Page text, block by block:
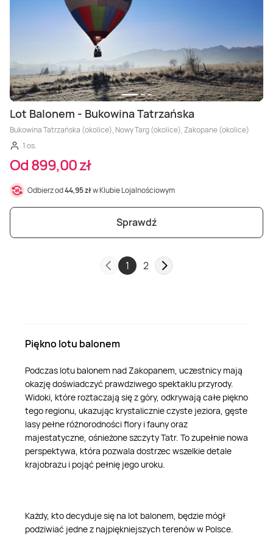
Lot Balonem - Bukowina Tatrzańska
Bukowina Tatrzańska (okolice), Nowy Targ (okolice), Zakopane (okolice)
1 os.
Od 899,00 zł
Odbierz od44,95 złw Klubie Lojalnościowym
Sprawdź
1 2
Piękno lotu balonem
Podczas lotu balonem nad Zakopanem, uczestnicy mają
okazję doświadczyć prawdziwego spektaklu przyrody.
Widoki, które roztaczają się z góry, odkrywają całe piękno
tego regionu, ukazując krystalicznie czyste jeziora, gęste
lasy pełne różnorodności flory i fauny oraz
majestatyczne, ośnieżone szczyty Tatr. To zupełnie nowa
perspektywa, która pozwala dostrzec wszelkie detale
krajobrazu i pojąć pełnię jego uroku.
Każdy, kto decyduje się na lot balonem, będzie mógł
podziwiać jedne z najpiękniejszych terenów w Polsce.